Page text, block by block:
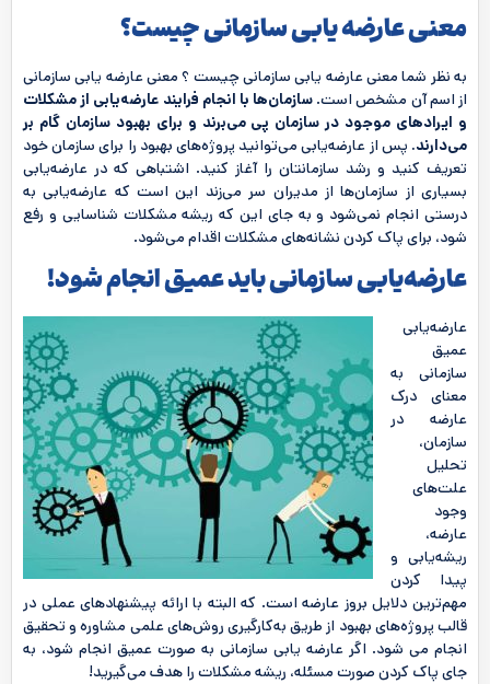
معنی عارضه یابی سازمانی چیست؟
به نظر شما معنی عارضه یابی سازمانی چیست ؟ معنی عارضه یابی سازمانی
از اسم آن مشخص است. سازمان‌ها با انجام فرایند عارضه‌یابی از مشکلات
و ایرادهای موجود در سازمان پی می‌برند و برای بهبود سازمان گام بر
می‌دارند. پس از عارضه‌یابی می‌توانید پروژه‌های بهبود را برای سازمان خود
تعریف کنید و رشد سازمانتان را آغاز کنید. اشتباهی که در عارضه‌یابی
بسیاری از سازمان‌ها از مدیران سر می‌زند این است که عارضه‌یابی به
درستی انجام نمی‌شود و به جای این که ریشه مشکلات شناسایی و رفع
شود، برای پاک کردن نشانه‌های مشکلات اقدام می‌شود.
عارضه‌یابی سازمانی باید عمیق انجام شود!
عارضه‌‌یابی
عمیق
سازمانی به
معنای درک
عارضه در
سازمان،
تحلیل
علت‌های
وجود
عارضه،
ریشه‌یابی و
پیدا کردن
مهم‌ترین دلایل بروز عارضه است. که البته با ارائه پیشنهادهای عملی در
قالب پروژه‌های بهبود از طریق به‌کارگیری روش‌های علمی مشاوره و تحقیق
انجام می شود. اگر عارضه یابی سازمانی به صورت عمیق انجام شود، به
جای پاک کردن صورت مسئله، ریشه مشکلات را هدف می‌گیرید!